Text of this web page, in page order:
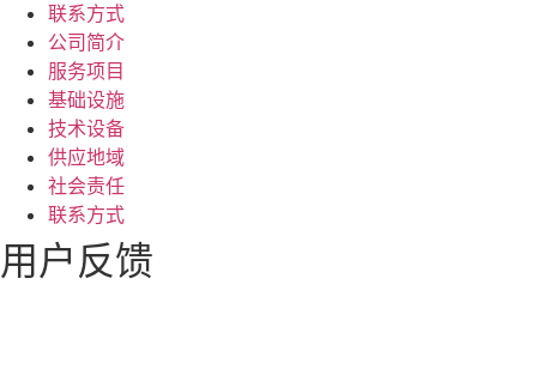
联系方式
公司简介
服务项目
基础设施
技术设备
供应地域
社会责任
联系方式
用户反馈